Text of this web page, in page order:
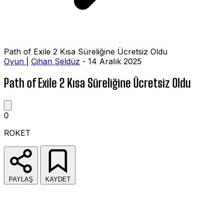
Path of Exile 2 Kısa Süreliğine Ücretsiz Oldu
Oyun
Cihan Seldüz - 14 Aralık 2025
Path of Exile 2 Kısa Süreliğine Ücretsiz Oldu
0
ROKET
PAYLAŞ KAYDET